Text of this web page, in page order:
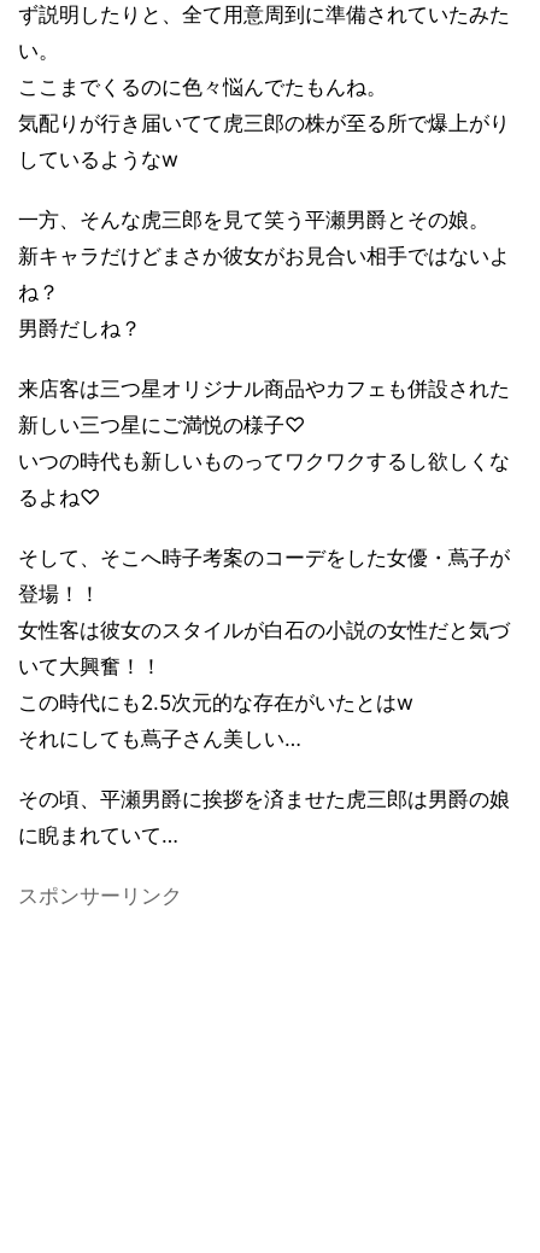
ず説明したりと、全て用意周到に準備されていたみた
い。
ここまでくるのに色々悩んでたもんね。
気配りが行き届いてて虎三郎の株が至る所で爆上がり
しているようなw
一方、そんな虎三郎を見て笑う平瀬男爵とその娘。
新キャラだけどまさか彼女がお見合い相手ではないよ
ね？
男爵だしね？
来店客は三つ星オリジナル商品やカフェも併設された
新しい三つ星にご満悦の様子♡
いつの時代も新しいものってワクワクするし欲しくな
るよね♡
そして、そこへ時子考案のコーデをした女優・蔦子が
登場！！
女性客は彼女のスタイルが白石の小説の女性だと気づ
いて大興奮！！
この時代にも2.5次元的な存在がいたとはw
それにしても蔦子さん美しい…
その頃、平瀬男爵に挨拶を済ませた虎三郎は男爵の娘
に睨まれていて…
スポンサーリンク